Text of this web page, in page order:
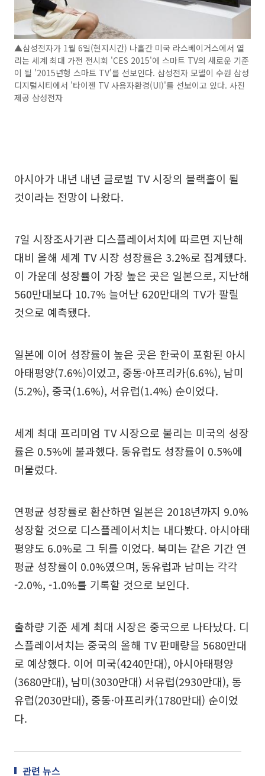
▲삼성전자가 1월 6일(현지시간) 나흘간 미국 라스베이거스에서 열
리는 세계 최대 가전 전시회 'CES 2015'에 스마트 TV의 새로운 기준
이 될 '2015년형 스마트 TV'를 선보인다. 삼성전자 모델이 수원 삼성
디지털시티에서 '타이젠 TV 사용자환경(UI)'를 선보이고 있다. 사진
제공 삼성전자
아시아가 내년 내년 글로벌 TV 시장의 블랙홀이 될
것이라는 전망이 나왔다.
7일 시장조사기관 디스플레이서치에 따르면 지난해
대비 올해 세계 TV 시장 성장률은 3.2%로 집계됐다.
이 가운데 성장률이 가장 높은 곳은 일본으로, 지난해
560만대보다 10.7% 늘어난 620만대의 TV가 팔릴
것으로 예측됐다.
일본에 이어 성장률이 높은 곳은 한국이 포함된 아시
아태평양(7.6%)이었고, 중동·아프리카(6.6%), 남미
(5.2%), 중국(1.6%), 서유럽(1.4%) 순이었다.
세계 최대 프리미엄 TV 시장으로 불리는 미국의 성장
률은 0.5%에 불과했다. 동유럽도 성장률이 0.5%에
머물렀다.
연평균 성장률로 환산하면 일본은 2018년까지 9.0%
성장할 것으로 디스플레이서치는 내다봤다. 아시아태
평양도 6.0%로 그 뒤를 이었다. 북미는 같은 기간 연
평균 성장률이 0.0%였으며, 동유럽과 남미는 각각
-2.0%, -1.0%를 기록할 것으로 보인다.
출하량 기준 세계 최대 시장은 중국으로 나타났다. 디
스플레이서치는 중국의 올해 TV 판매량을 5680만대
로 예상했다. 이어 미국(4240만대), 아시아태평양
(3680만대), 남미(3030만대) 서유럽(2930만대), 동
유럽(2030만대), 중동·아프리카(1780만대) 순이었
다.
관련 뉴스